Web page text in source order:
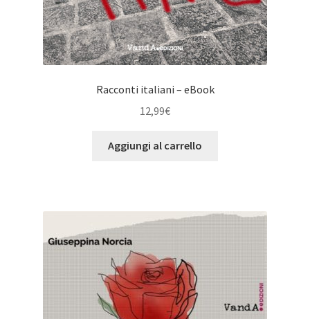
Racconti italiani – eBook
12,99€
Aggiungi al carrello